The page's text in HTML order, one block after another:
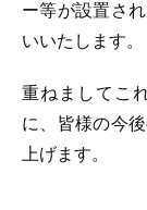
ー等が設置さ
いいたします。
重ねましてこ
に、皆様の今
上げます。